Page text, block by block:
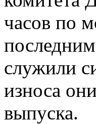
часов по
служили
износа
выпуска.